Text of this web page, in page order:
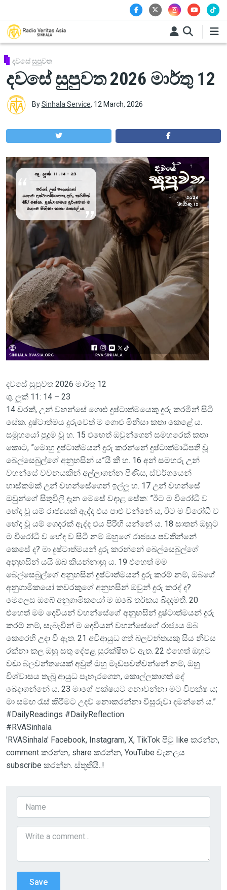
දවසේ සුපුවත
දවසේ සුපුවත 2026 මාර්තු 12
BySinhala Service, 12 March, 2026
දවසේ සුපුවත 2026 මාර්තු 12
ශු. ලූක් 11: 14 – 23
14 වරක්, උන් වහන්සේ ගොළු දුෂ්ටාත්මයෙකු දුරු කරමින් සිටි
සේක. දුෂ්ටාත්මය දුරුවෙත් ම ගොළු මිනිසා කතා කෙළේ ය.
සමූහයෝ පුදුම වූ හ. 15 එහෙත් ඔවුන්ගෙන් සමහරෙක් කතා
කොට, ”මොහු දුෂ්ටාත්මයන් දුරු කරන්නේ දුෂ්ටාත්මාධිපති වූ
බෙල්සෙබුල්ගේ අනුහසින් ය”යි කී හ. 16 අන් සමහරු උන්
වහන්සේ වචනයකින් අල්ලාගන්න පිණිස, ස්වර්ගයෙන්
හාස්කමක් උන් වහන්සේගෙන් ඉල්ලූ හ. 17 උන් වහන්සේ
ඔවුන්ගේ සිතුවිලි දැන මෙ‍සේ වදාළ සේක: ”ඊට ම විරෝධී ව
භේද වූ යම් රාජ්‍යයක් ඇද්ද එය පාළු වන්නේ ය, ඊට ම විරෝධී ව
භේද වූ යම් ගෙදරක් ඇද්ද එය පිරිහී යන්නේ ය. 18 සාතන් ඔහුට
ම විරෝධී ව භේද ව සිටී නම් ඔහුගේ රාජ්‍යය පවතින්නේ
කෙසේ ද? මා දුෂ්ටාත්මයන් දුරු කරන්නේ බෙල්සෙබුල්ගේ
අනුහසින් යයි ඔබ කියන්නාහු ය. 19 එහෙත් මම
බෙල්සෙබුල්ගේ අනුහසින් දුෂ්ටාත්මයන් දුරු කරම් නම්, ඔබගේ
අනුගාමිකයෝ කවරකුගේ අනුහසින් ඔවුන් දුරු කරද් ද?
මෙ‍ලෙස ඔබේ අනුගාමිකයෝ ම ඔබේ තර්කය බිඳදමති. 20
එහෙත් මම දෙවියන් වහන්සේගේ අනුහසින් දුෂ්ටාත්මයන් දුරු
කරම් නම්, සැබැවින් ම දෙවියන් වහන්සේගේ රාජ්‍යය ඔබ
කෙරෙහි උදා වී ඇත. 21 අවිආයුධ ගත් බලවන්තයකු සිය නිවස
රක්නා කල ඔහු සතු දේපළ සුරක්ෂිත ව ඇත. 22 එහෙත් ඔහුට
වඩා බලවන්තයෙක් අවුත් ඔහු මැඩපවත්වන්නේ නම්, ඔහු
විශ්වාසය තැබූ ආයුධ පැහැරගෙන, කොල්ලකාගත් දේ
බෙදාගන්නේ ය. 23 මාගේ පක්ෂයට නොවන්නා මට විපක්ෂ ය;
මා සමඟ රැස් කිරීමට උදව් නොකරන්නා විසුරුවා දමන්නේ ය.”
#DailyReadings #DailyReflection
#RVASinhala
'RVASinhala' Facebook, Instagram, X, TikTok පිටු like කරන්න,
comment කරන්න, share කරන්න, YouTube චැනලය
subscribe කරන්න. ස්තූතියි..!